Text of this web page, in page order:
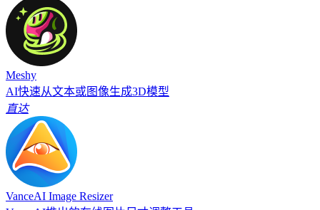
Meshy
AI快速从文本或图像生成3D模型
直达
VanceAI Image Resizer